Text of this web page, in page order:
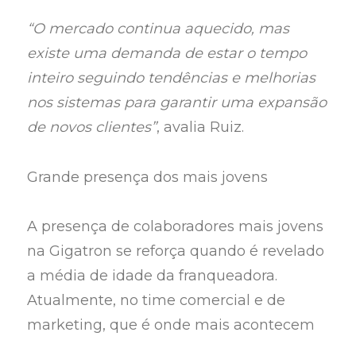
“O mercado continua aquecido, mas
existe uma demanda de estar o tempo
inteiro seguindo tendências e melhorias
nos sistemas para garantir uma expansão
de novos clientes”, avalia Ruiz.
Grande presença dos mais jovens
A presença de colaboradores mais jovens
na Gigatron se reforça quando é revelado
a média de idade da franqueadora.
Atualmente, no time comercial e de
marketing, que é onde mais acontecem